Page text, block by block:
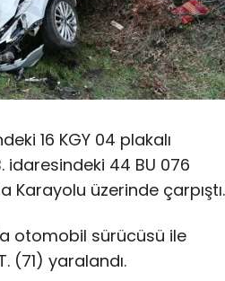
16 KGY 04 plakalı
44 BU 076
Karayolu üzerinde çarpıştı.
otomobil sürücüsü ile
(71) yaralandı.